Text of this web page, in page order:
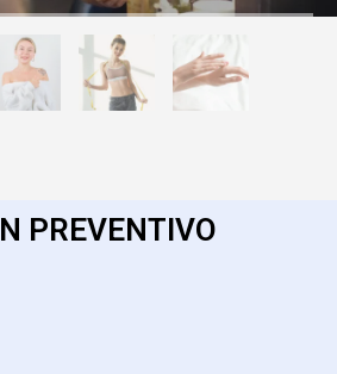
PREVENTIVO